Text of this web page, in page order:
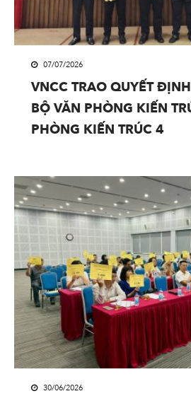
07/07/2026
VNCC TRAO QUYẾT
BỘ VĂN PHÒNG KIẾN
PHÒNG KIẾN TRÚC 4
30/06/2026